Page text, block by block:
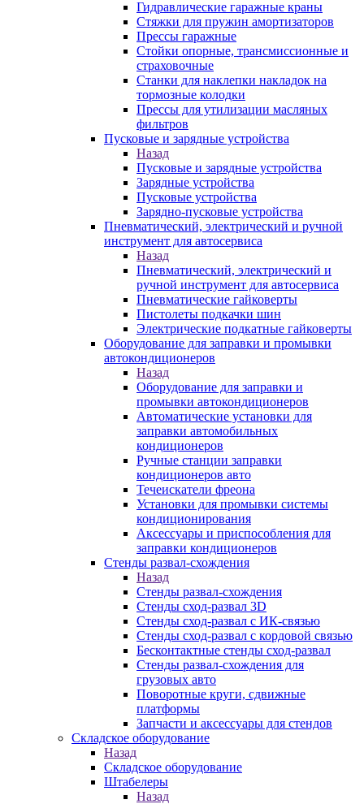
Гидравлические гаражные краны
Стяжки для пружин амортизаторов
Прессы гаражные
Стойки опорные, трансмиссионные и
страховочные
Станки для наклепки накладок на
тормозные колодки
Прессы для утилизации масляных
фильтров
Пусковые и зарядные устройства
Назад
Пусковые и зарядные устройства
Зарядные устройства
Пусковые устройства
Зарядно-пусковые устройства
Пневматический, электрический и ручной
инструмент для автосервиса
Назад
Пневматический, электрический и
ручной инструмент для автосервиса
Пневматические гайковерты
Пистолеты подкачки шин
Электрические подкатные гайковерты
Оборудование для заправки и промывки
автокондиционеров
Назад
Оборудование для заправки и
промывки автокондиционеров
Автоматические установки для
заправки автомобильных
кондиционеров
Ручные станции заправки
кондиционеров авто
Течеискатели фреона
Установки для промывки системы
кондиционирования
Аксессуары и приспособления для
заправки кондиционеров
Стенды развал-схождения
Назад
Стенды развал-схождения
Стенды сход-развал 3D
Стенды сход-развал с ИК-связью
Стенды сход-развал с кордовой связью
Бесконтактные стенды сход-развал
Стенды развал-схождения для
грузовых авто
Поворотные круги, сдвижные
платформы
Запчасти и аксессуары для стендов
Складское оборудование
Назад
Складское оборудование
Штабелеры
Назад